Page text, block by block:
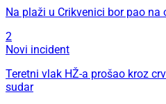
Na plaži u Crikvenici bor pao na
2
Novi incident
Teretni vlak HŽ-a prošao kroz
sudar